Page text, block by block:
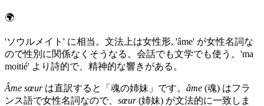
🌍
'ソウルメイト' に相当。文法上は女性形, 'âme' が女性名詞な
ので性別に関係なくそうなる。会話でも文学でも使う。'ma
moitié' より詩的で、精神的な響きがある。
Âme sœurは直訳すると「魂の姉妹」です。 âme (魂) はフラ
ンス語で女性名詞なので、 sœur(姉妹) が文法的に一致しま